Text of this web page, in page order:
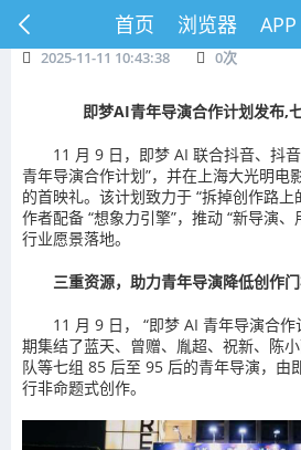
首页 浏览器 APP
2025-11-11 10:43:38 0次
即梦AI青年导演合作计划发布,
11 月 9 日，即梦 AI 联合抖音、抖
青年导演合作计划”，并在上海大光明电
的首映礼。该计划致力于 “拆掉创作路上
作者配备 “想象力引擎”，推动 “新导演
行业愿景落地。
三重资源，助力青年导演降低创作
11 月 9 日， “即梦 AI 青年导演合
期集结了蓝天、曾赠、胤超、祝新、陈
队等七组 85 后至 95 后的青年导演，由
行非命题式创作。